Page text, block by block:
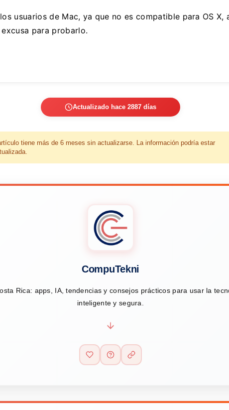
usuarios de Mac, ya que no es compatible para OS
para probarlo.
Actualizado hace 2887 días
tiene más de 6 meses sin actualizarse. La información podría estar
CompuTekni
Rica: apps, IA, tendencias y consejos prácticos para usar la
inteligente y segura.